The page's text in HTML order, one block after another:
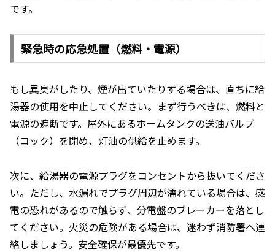
です。
緊急時の応急処置（燃料・電源）
もし異臭がしたり、煙が出ていたりする場合は、直ちに給
湯器の使用を中止してください。まず行うべきは、燃料と
電源の遮断です。屋外にあるホームタンクの送油バルブ
（コック）を閉め、灯油の供給を止めます。
次に、給湯器の電源プラグをコンセントから抜いてくださ
い。ただし、水漏れでプラグ周辺が濡れている場合は、感
電の恐れがあるので触らず、分電盤のブレーカーを落とし
てください。火災の危険がある場合は、迷わず消防署へ連
絡しましょう。安全確保が最優先です。